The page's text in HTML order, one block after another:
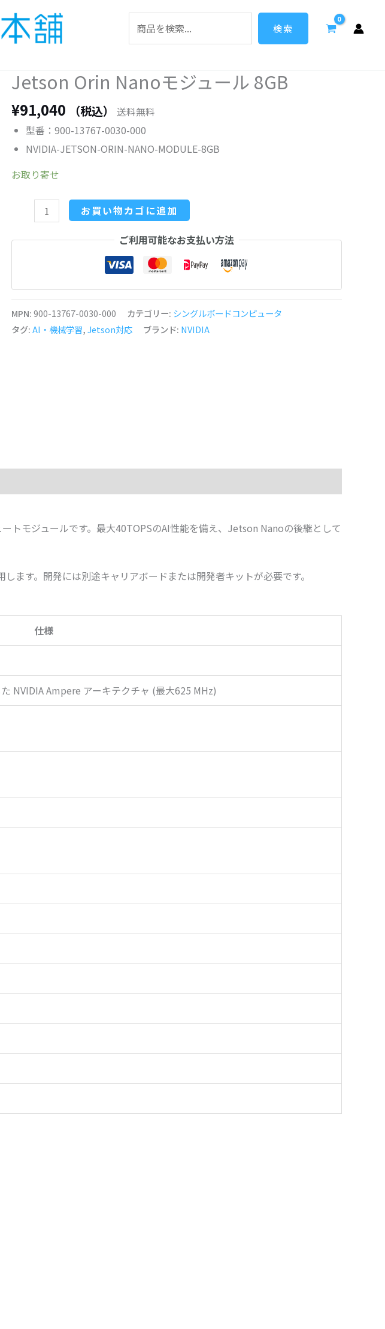
索
検索
Jetson Orin Nanoモジュール 8GB
¥91,040 （税込）
送料無料
型番：900-13767-0030-000
NVIDIA-JETSON-ORIN-NANO-MODULE-8GB
お取り寄せ
Jetson
Orin
Nano
モ
ー
お買い物カゴに追加
ご利用可能なお支払い方法
MPN:900-13767-0030-000 カテゴリー: シングルボードコンピュータ
タグ:AI・機械学習,Jetson対応 ブランド: NVIDIA
トモジュールです。最大40TOPSのAI性能を備え、Jetson Nanoの後継として
ます。開発には別途キャリアボードまたは開発者キットが必要です。
仕様
NVIDIA Ampere アーキテクチャ (最大625 MHz)